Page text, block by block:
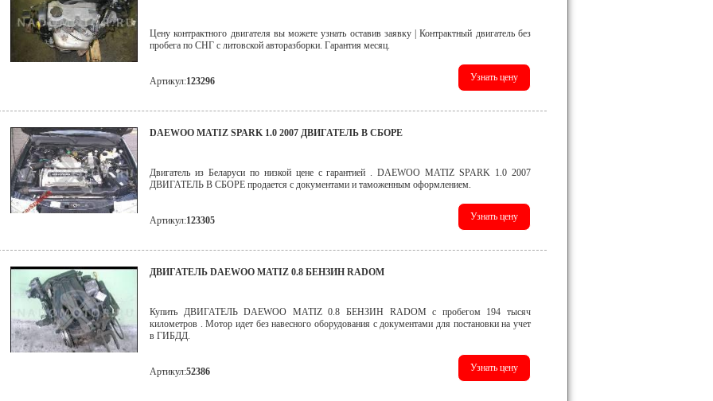
Цену контрактного двигателя вы можете узнать оставив заявку | Контрактный двигатель без
пробега по СНГ с литовской авторазборки. Гарантия месяц.
Артикул:123296
DAEWOO MATIZ SPARK 1.0 2007 ДВИГАТЕЛЬ В СБОРЕ
Двигатель из Беларуси по низкой цене с гарантией . DAEWOO MATIZ SPARK 1.0 2007
ДВИГАТЕЛЬ В СБОРЕ продается с документами и таможенным оформлением.
Артикул:123305
ДВИГАТЕЛЬ DAEWOO MATIZ 0.8 БЕНЗИН RADOM
Купить ДВИГАТЕЛЬ DAEWOO MATIZ 0.8 БЕНЗИН RADOM с пробегом 194 тысяч
километров . Мотор идет без навесного оборудования с документами для постановки на учет
в ГИБДД.
Артикул:52386